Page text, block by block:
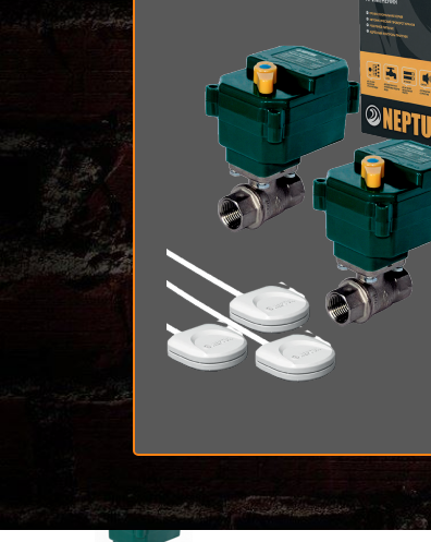
6 258 руб.
Остались вопросы?
Закажите звонок и
менеджер поможет вам
Заказать звонок